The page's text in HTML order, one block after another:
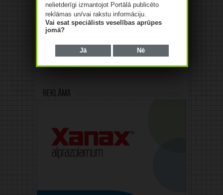
Reklāma
nelietderīgi izmantojot Portālā publicēto
reklāmas un/vai rakstu informāciju.
Vai esat speciālists veselības aprūpes
jomā?
Jā Nē